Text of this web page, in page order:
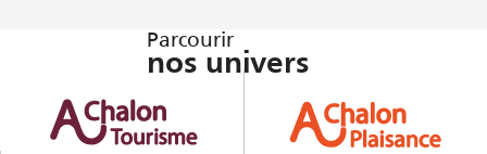
Parcourir
nos univers